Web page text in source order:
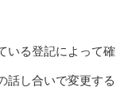
いる登記によって確
話し合いで変更する